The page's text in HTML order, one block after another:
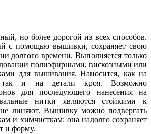
но более дорогой из всех способов.
с помощью вышивки, сохраняет свою
долгого времени. Выполняется только
полиэфирными, вискозными или
для вышивания. Наносится, как на
так и на детали кроя. Возможно
для последующего нанесения на
нитки являются стойкими к
не линяют. Вышивку можно подвергать
и химчисткам: она надолго сохраняет
и форму.